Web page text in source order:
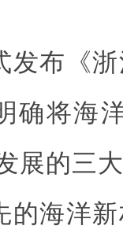
布《浙
确将海
展的三
的海洋